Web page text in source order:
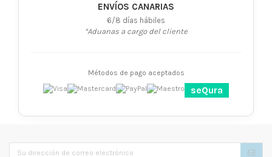
ENVÍOS CANARIAS
6/8 días hábiles
*Aduanas a cargo del cliente
Métodos de pago aceptados
seQura